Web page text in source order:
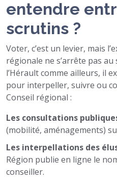
entendre
scrutins ?
Voter, c’est un levier, mais
régionale ne s’arrête pas
l’Hérault comme ailleurs, il
pour interpeller, suivre ou
Conseil régional :
Les consultations
(mobilité, aménagements)
Les interpellations des
Région publie en ligne le
conseiller.